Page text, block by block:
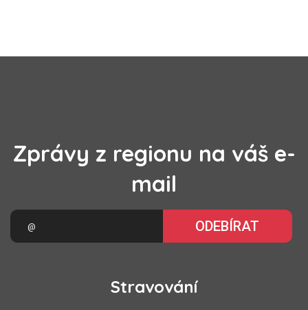
Zprávy z regionu na váš e-
mail
ODEBÍRAT
Stravování